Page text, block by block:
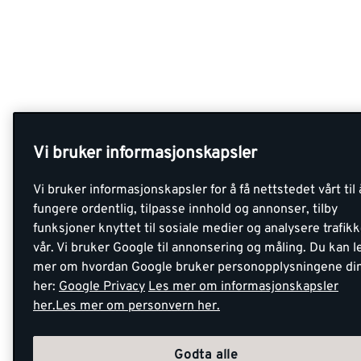
Vi bruker informasjonskapsler
Vi bruker informasjonskapsler for å få nettstedet vårt til
fungere ordentlig, tilpasse innhold og annonser, tilby
funksjoner knyttet til sosiale medier og analysere
vår. Vi bruker Google til annonsering og måling. Du kan
mer om hvordan Google bruker personopplysningene
her: Google Privacy Les mer om informasjonskapsler
her.Les mer om personvern her.
Godta alle